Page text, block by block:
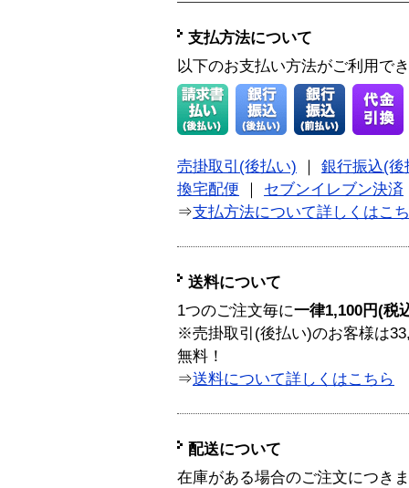
支払方法について
以下のお支払い方法がご利用で
売掛取引(後払い)
銀行振込(後
換宅配便
セブンイレブン決済
⇒支払方法について詳しくはこ
送料について
1つのご注文毎に一律1,100円(税
※売掛取引(後払い)のお客様は
無料！
⇒送料について詳しくはこちら
配送について
在庫がある場合のご注文につき